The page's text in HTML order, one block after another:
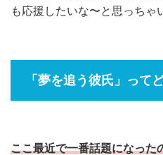
も応援したいな〜と思っちゃ
「夢を追う彼氏」って
ここ最近で一番話題になった